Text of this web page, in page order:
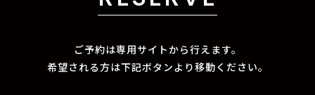
ご予約は専用サイトから行えます。
希望される方は下記ボタンより移動ください。